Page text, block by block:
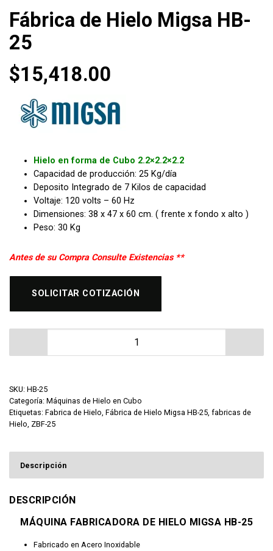
Fábrica de Hielo Migsa HB-
25
$15,418.00
Hielo en forma de Cubo 2.2×2.2×2.2
Capacidad de producción: 25 Kg/día
Deposito Integrado de 7 Kilos de capacidad
Voltaje: 120 volts – 60 Hz
Dimensiones: 38 x 47 x 60 cm. ( frente x fondo x alto )
Peso: 30 Kg
Antes de su Compra Consulte Existencias **
SOLICITAR COTIZACIÓN
Fábrica de Hielo Migsa HB-25 cantidad
SKU: HB-25
Categoría: Máquinas de Hielo en Cubo
Etiquetas: Fabrica de Hielo, Fábrica de Hielo Migsa HB-25, fabricas de
Hielo, ZBF-25
Descripción
DESCRIPCIÓN
MÁQUINA FABRICADORA DE HIELO MIGSA HB-25
Fabricado en Acero Inoxidable